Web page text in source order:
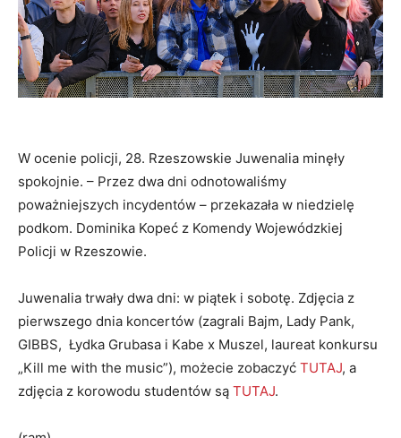
W ocenie policji, 28. Rzeszowskie Juwenalia minęły
spokojnie. – Przez dwa dni odnotowaliśmy
poważniejszych incydentów – przekazała w niedzielę
podkom. Dominika Kopeć z Komendy Wojewódzkiej
Policji w Rzeszowie.
Juwenalia trwały dwa dni: w piątek i sobotę. Zdjęcia z
pierwszego dnia koncertów (zagrali Bajm, Lady Pank,
GIBBS, Łydka Grubasa i Kabe x Muszel, laureat konkursu
„Kill me with the music”), możecie zobaczyć TUTAJ, a
zdjęcia z korowodu studentów są TUTAJ.